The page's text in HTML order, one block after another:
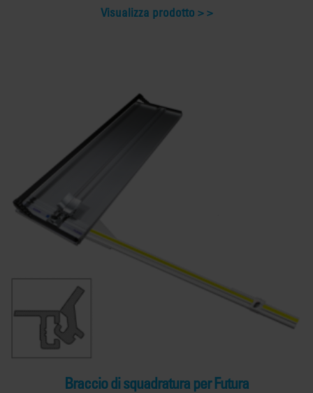
Visualizza prodotto >
Braccio di squadratura per Futura